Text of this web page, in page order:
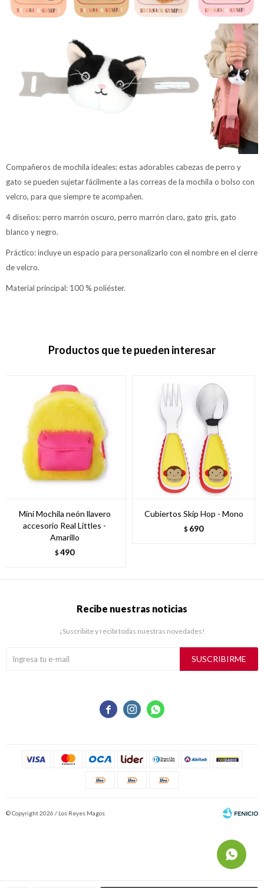
Compañeros de mochila ideales: estas adorables cabezas de perro y
gato se pueden sujetar fácilmente a las correas de la mochila o bolso con
velcro, para que siempre te acompañen.
4 diseños: perro marrón oscuro, perro marrón claro, gato gris, gato
blanco y negro.
Práctico: incluye un espacio para personalizarlo con el nombre en el cierre
de velcro.
Material principal: 100 % poliéster.
Productos que te pueden interesar
Mini Mochila neón llavero
accesorio Real Littles -
Amarillo
$ 490
Cubiertos Skip Hop - Mono
$ 690
  
Recibe nuestras noticias
¡Suscribite y recibí todas nuestras novedades!
SUSCRIBIRME
© Copyright 2026 / Los Reyes Magos